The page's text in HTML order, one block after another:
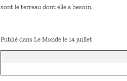
sont le terreau dont elle a besoin.
Publié dans Le Monde le 14 juillet